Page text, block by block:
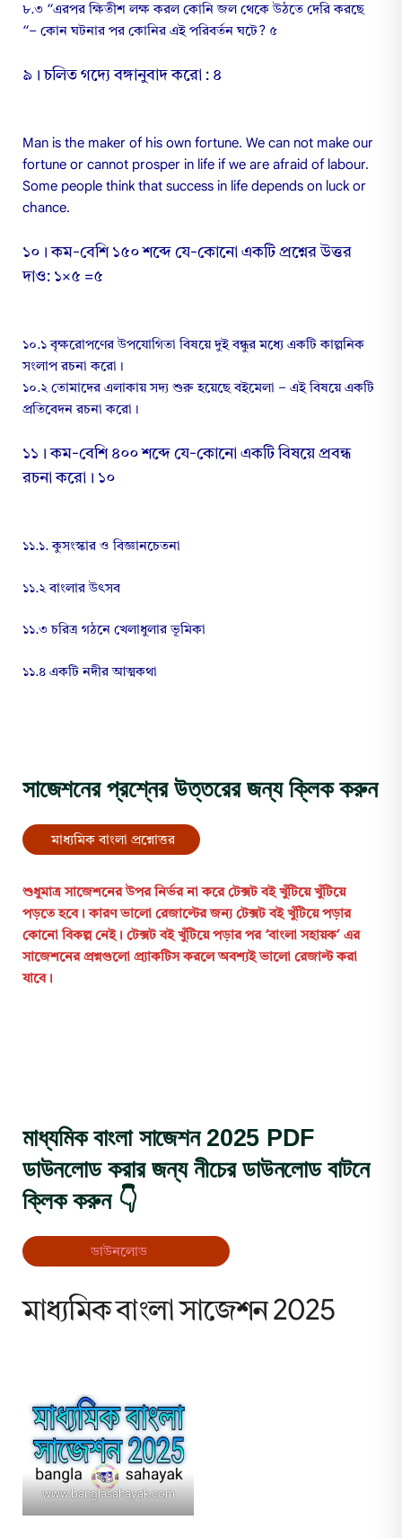
৮.৩ “এরপর ক্ষিতীশ লক্ষ করল কোনি জল থেকে উঠতে দেরি করছে
“– কোন ঘটনার পর কোনির এই পরিবর্তন ঘটে? ৫
৯। চলিত গদ্যে বঙ্গানুবাদ করো : ৪
Man is the maker of his own fortune. We can not make our
fortune or cannot prosper in life if we are afraid of labour.
Some people think that success in life depends on luck or
chance.
১০। কম-বেশি ১৫০ শব্দে যে-কোনো একটি প্রশ্নের উত্তর
দাও: ১×৫ =৫
১০.১ বৃক্ষরোপণের উপযোগিতা বিষয়ে দুই বন্ধুর মধ্যে একটি কাল্পনিক
সংলাপ রচনা করো।
১০.২ তোমাদের এলাকায় সদ্য শুরু হয়েছে বইমেলা – এই বিষয়ে একটি
প্রতিবেদন রচনা করো।
১১। কম-বেশি ৪০০ শব্দে যে-কোনো একটি বিষয়ে প্রবন্ধ
রচনা করো। ১০
১১.১. কুসংস্কার ও বিজ্ঞানচেতনা
১১.২ বাংলার উৎসব
১১.৩ চরিত্র গঠনে খেলাধুলার ভূমিকা
১১.৪ একটি নদীর আত্মকথা
সাজেশনের প্রশ্নের উত্তরের জন্য ক্লিক করুন
মাধ্যমিক বাংলা প্রশ্নোত্তর
শুধুমাত্র সাজেশনের উপর নির্ভর না করে টেক্সট বই খুঁটিয়ে খুঁটিয়ে
পড়তে হবে। কারণ ভালো রেজাল্টের জন্য টেক্সট বই খুঁটিয়ে পড়ার
কোনো বিকল্প নেই। টেক্সট বই খুঁটিয়ে পড়ার পর ‘বাংলা সহায়ক’ এর
সাজেশনের প্রশ্নগুলো প্র্যাকটিস করলে অবশ্যই ভালো রেজাল্ট করা
যাবে।
মাধ্যমিক বাংলা সাজেশন 2025 PDF
ডাউনলোড করার জন্য নীচের ডাউনলোড বাটনে
ক্লিক করুন 👇
ডাউনলোড
মাধ্যমিক বাংলা সাজেশন 2025
www.banglasahayak.com